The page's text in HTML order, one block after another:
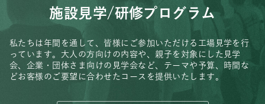
施設見学/研修プログラム
私たちは年間を通して、皆様にご参加いただける工場見学を行
っています。 大人の方向けの内容や、親子を対象にした見学
会、 企業・団体さま向けの見学会など、 テーマや予算、時間な
どお客様のご要望に合わせたコースを提供いたします。